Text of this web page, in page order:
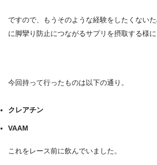
ですので、もうそのような経験をしたくない
に脚攣り防止につながるサプリを摂取する様
今回持って行ったものは以下の通り。
クレアチン
VAAM
これをレース前に飲んでいました。